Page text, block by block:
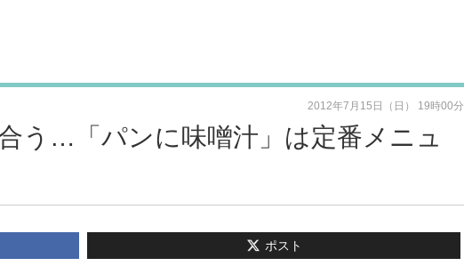
う…「パンに味噌汁」は定番メニュ
2012年7月15日（日） 19時00分
ポスト